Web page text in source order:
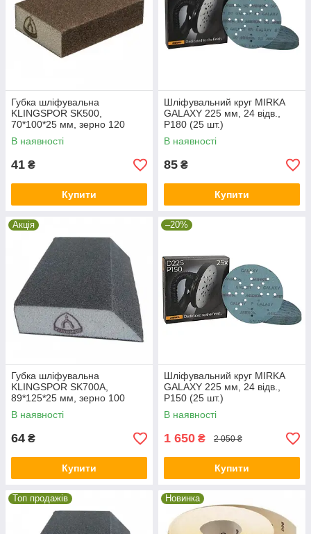
Губка шліфувальна
KLINGSPOR SK500,
70*100*25 мм, зерно 120
В наявності
41 ₴
Купити
Шліфувальний круг MIRKA
GALAXY 225 мм, 24 відв.,
P180 (25 шт.)
В наявності
85 ₴
Купити
Акція
Губка шліфувальна
KLINGSPOR SK700A,
89*125*25 мм, зерно 100
В наявності
64 ₴
Купити
–20%
Шліфувальний круг MIRKA
GALAXY 225 мм, 24 відв.,
P150 (25 шт.)
В наявності
1 650 ₴ 2 050 ₴
Купити
Топ продажів Новинка